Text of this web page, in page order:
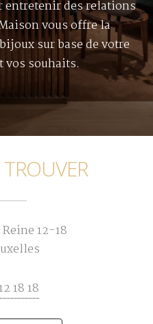
entretenir des relations
vous offre la
sur base de votre
vos souhaits.
12-18
18 18